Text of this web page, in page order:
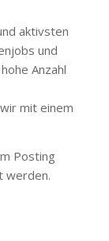
aktivsten
und
Anzahl
mit einem
Posting
werden.